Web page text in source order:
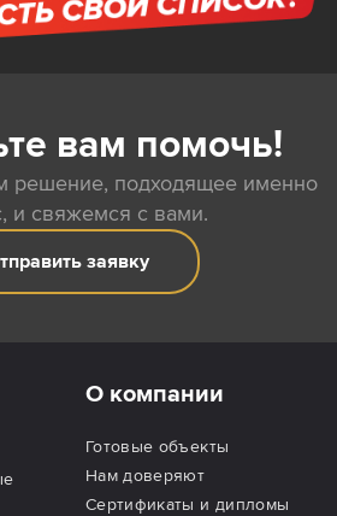
вам помочь!
решение, подходящее именно
и свяжемся с вами.
заявку
О компании
Готовые объекты
Нам доверяют
Сертификаты и дипломы